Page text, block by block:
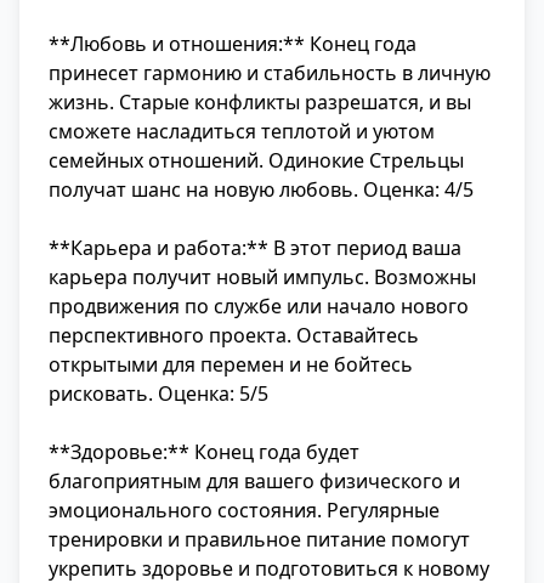
**Любовь и отношения:** Конец года
принесет гармонию и стабильность в личную
жизнь. Старые конфликты разрешатся, и вы
сможете насладиться теплотой и уютом
семейных отношений. Одинокие Стрельцы
получат шанс на новую любовь. Оценка: 4/5
**Карьера и работа:** В этот период ваша
карьера получит новый импульс. Возможны
продвижения по службе или начало нового
перспективного проекта. Оставайтесь
открытыми для перемен и не бойтесь
рисковать. Оценка: 5/5
**Здоровье:** Конец года будет
благоприятным для вашего физического и
эмоционального состояния. Регулярные
тренировки и правильное питание помогут
укрепить здоровье и подготовиться к новому